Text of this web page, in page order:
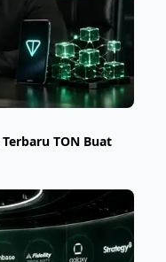
TON Buat